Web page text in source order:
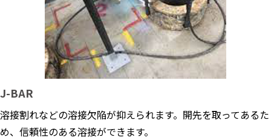
J-BAR
溶接割れなどの溶接欠陥が抑えられます。開先を取ってあるた
め、信頼性のある溶接ができます。